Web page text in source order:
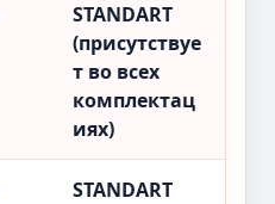
STANDART
(присутствуе
т во всех
комплектац
иях)
STANDART